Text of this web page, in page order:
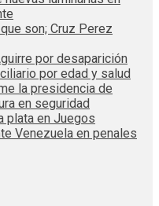
son; Cruz Perez
por desaparición
por edad y salud
la presidencia de
en seguridad
plata en Juegos
Venezuela en penales